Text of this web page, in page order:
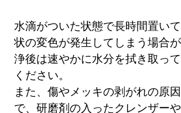
水滴がついた状態で長時間置い
状の変色が発生してしまう場合
浄後は速やかに水分を拭き取っ
ください。
また、傷やメッキの剥がれの原
で、研磨剤の入ったクレンザーや